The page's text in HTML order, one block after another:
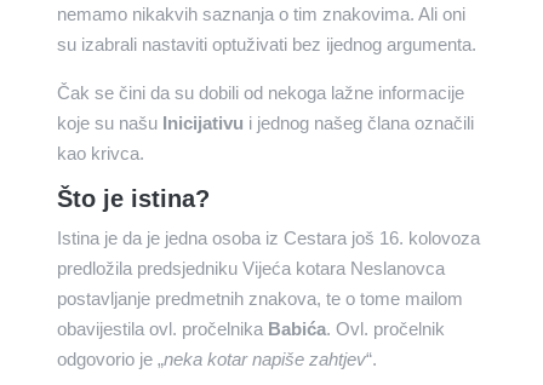
nemamo nikakvih saznanja o tim znakovima. Ali oni
su izabrali nastaviti optuživati bez ijednog argumenta.
Čak se čini da su dobili od nekoga lažne informacije
koje su našu Inicijativu i jednog našeg člana označili
kao krivca.
Što je istina?
Istina je da je jedna osoba iz Cestara još 16. kolovoza
predložila predsjedniku Vijeća kotara Neslanovca
postavljanje predmetnih znakova, te o tome mailom
obavijestila ovl. pročelnika Babića. Ovl. pročelnik
odgovorio je „neka kotar napiše zahtjev“.